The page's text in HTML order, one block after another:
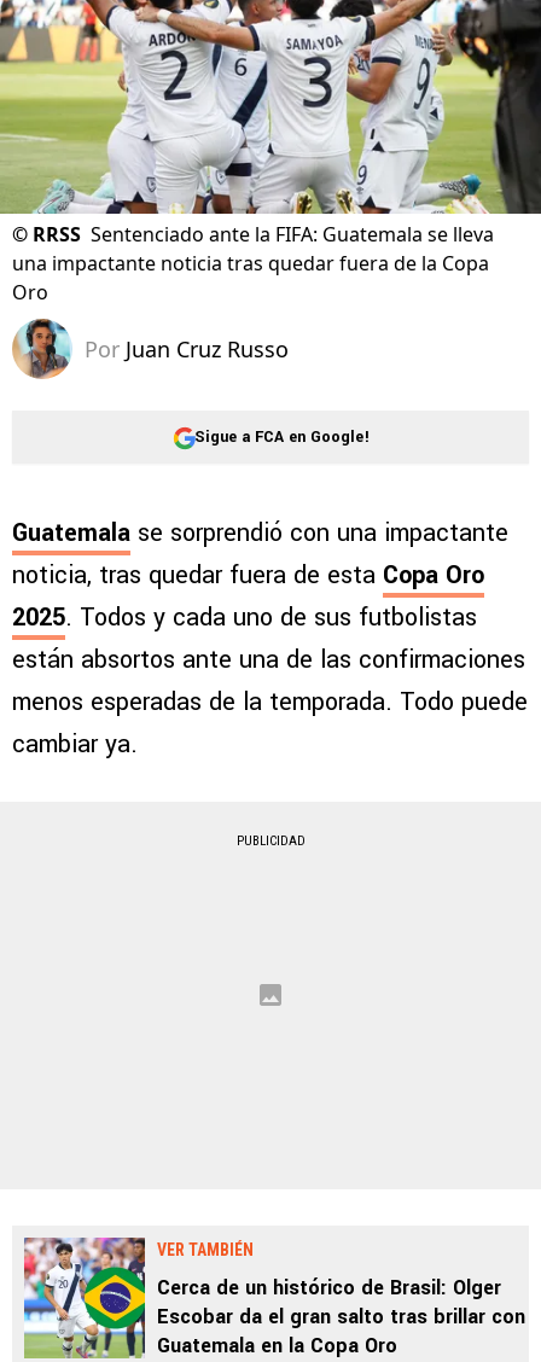
© RRSS Sentenciado ante la FIFA: Guatemala se lleva
una impactante noticia tras quedar fuera de la Copa
Oro
Por Juan Cruz Russo
Sigue a FCA en Google!
Guatemala se sorprendió con una impactante
noticia, tras quedar fuera de esta Copa Oro
2025. Todos y cada uno de sus futbolistas
están absortos ante una de las confirmaciones
menos esperadas de la temporada. Todo puede
cambiar ya.
PUBLICIDAD
VER TAMBIÉN
Cerca de un histórico de Brasil: Olger
Escobar da el gran salto tras brillar con
Guatemala en la Copa Oro